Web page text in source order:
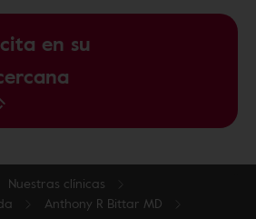
en su
Nuestras clínicas
Anthony R Bittar MD